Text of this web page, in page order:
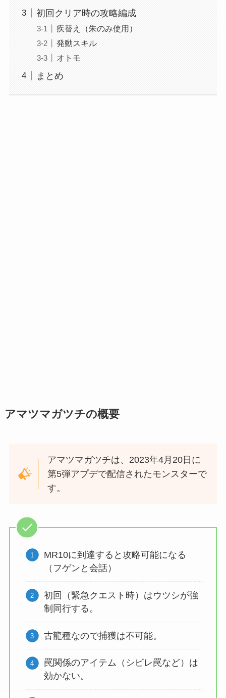
初回クリア時の攻略編成
疾替え（朱のみ使用）
発動スキル
オトモ
まとめ
アマツマガツチの概要
アマツマガツチは、2023年4月20日に
第5弾アプデで配信されたモンスターで
す。
MR10に到達すると攻略可能になる
（フゲンと会話）
初回（緊急クエスト時）はウツシが強
制同行する。
古龍種なので捕獲は不可能。
罠関係のアイテム（シビレ罠など）は
効かない。